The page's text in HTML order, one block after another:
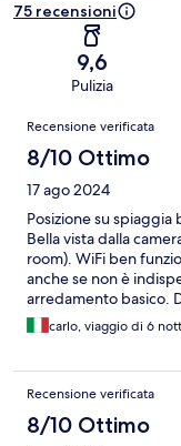
75 recensioni
9,6
Pulizia
Recensioni
Recensione verificata
8/10 Ottimo
17 ago 2024
Posizione su
Bella vista dalla
room). WiFi ben
anche se non è
arredamento basico.
(buffet mediocre e
su richiesta), servizio
elevato escursioni,
carlo, viaggio di 6
Recensione verificata
8/10 Ottimo